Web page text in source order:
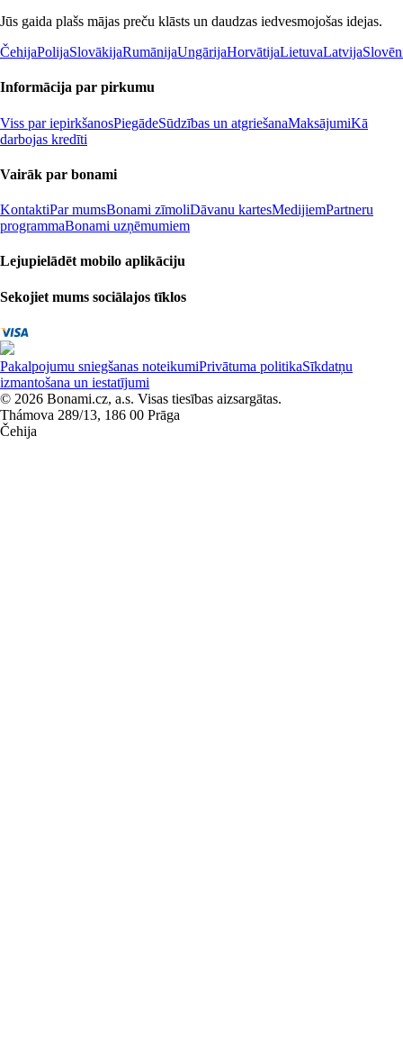
Jūs gaida plašs mājas preču klāsts un daudzas iedvesmojošas idejas.
ČehijaPolijaSlovākijaRumānijaUngārijaHorvātijaLietuvaLatvija
Informācija par pirkumu
Viss par iepirkšanosPiegādeSūdzības un atgriešanaMaksājumiKā
darbojas kredīti
Vairāk par bonami
KontaktiPar mumsBonami zīmoliDāvanu kartesMedijiemPartneru
programmaBonami uzņēmumiem
Lejupielādēt mobilo aplikāciju
Sekojiet mums sociālajos tīklos
Pakalpojumu sniegšanas noteikumiPrivātuma politikaSīkdatņu
izmantošana un iestatījumi
© 2026 Bonami.cz, a.s. Visas tiesības aizsargātas.
Thámova 289/13, 186 00 Prāga
Čehija